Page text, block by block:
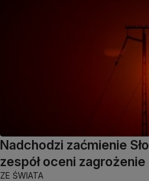
Nadchodzi zaćmienie
zespół oceni zagrożenie
ZE ŚWIATA